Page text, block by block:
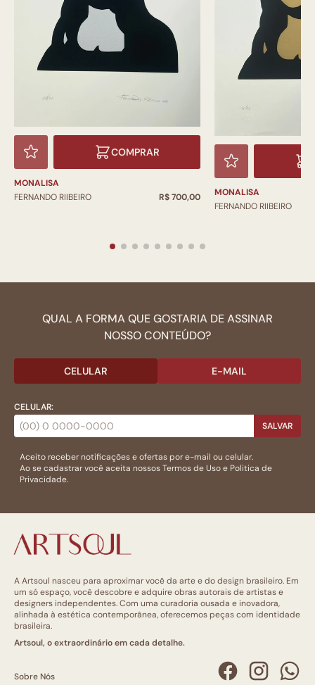
COMPRAR
MONALISA
FERNANDO RIIBEIRO
R$ 700,00
MONALISA
FERNANDO RIIBEIRO
QUAL A FORMA QUE GOSTARIA DE ASSINAR
NOSSO CONTEÚDO?
CELULAR E-MAIL
CELULAR:
SALVAR
Aceito receber notificações e ofertas por e-mail ou celular.
Ao se cadastrar você aceita nossosTermos de Usoe Politica de
Privacidade.
A Artsoul nasceu para aproximar você da arte e do design brasileiro. Em
um só espaço, você descobre e adquire obras autorais de artistas e
designers independentes. Com uma curadoria ousada e inovadora,
alinhada à estética contemporânea, oferecemos peças com identidade
brasileira.
Artsoul, o extraordinário em cada detalhe.
Sobre Nós